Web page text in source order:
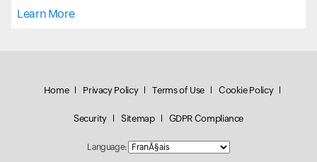
Learn More
Home Privacy Policy Terms of Use Cookie Policy
Security Sitemap GDPR Compliance
Language: